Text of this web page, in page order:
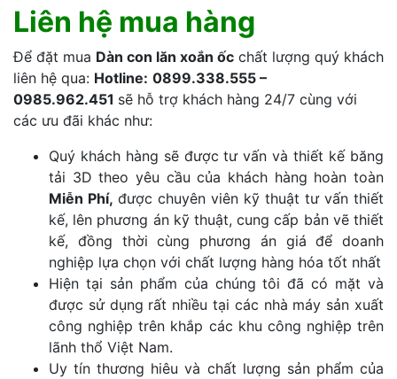
Liên hệ mua hàng
Để đặt mua Dàn con lăn xoắn ốc chất lượng quý khách
liên hệ qua: Hotline: 0899.338.555 –
0985.962.451 sẽ hỗ trợ khách hàng 24/7 cùng với
các ưu đãi khác như:
Quý khách hàng sẽ được tư vấn và thiết kế băng
tải 3D theo yêu cầu của khách hàng hoàn toàn
Miễn Phí, được chuyên viên kỹ thuật tư vấn thiết
kế, lên phương án kỹ thuật, cung cấp bản vẽ thiết
kế, đồng thời cùng phương án giá để doanh
nghiệp lựa chọn với chất lượng hàng hóa tốt nhất
Hiện tại sản phẩm của chúng tôi đã có mặt và
được sử dụng rất nhiều tại các nhà máy sản xuất
công nghiệp trên khắp các khu công nghiệp trên
lãnh thổ Việt Nam.
Uy tín thương hiêu và chất lượng sản phẩm của